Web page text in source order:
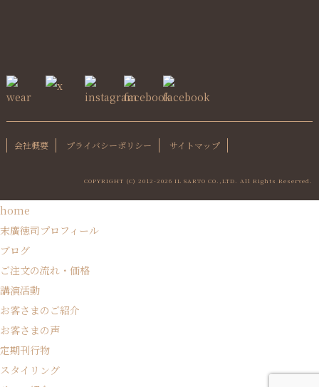
会社概要 プライバシーポリシー サイトマップ
COPYRIGHT (C) 2012-2026 IL SARTO CO.,LTD. All Rights Reserved.
home
末廣徳司プロフィール
ブログ
ご注文の流れ・価格
講演活動
お客さまのご紹介
お客さまの声
定期刊行物
スタイリング